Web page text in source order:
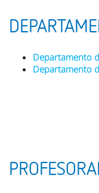
Departamento
Departamento